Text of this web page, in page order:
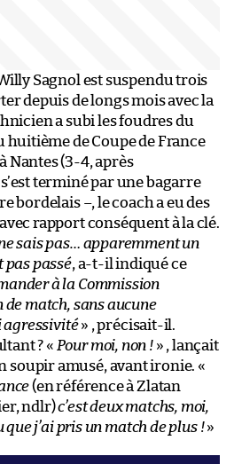
Sagnol est suspendu trois
depuis de longs mois avec la
a subi les foudres du
huitième de Coupe de France
Nantes (3-4, après
terminé par une bagarre
bordelais –, le coach a eu des
rapport conséquent à la clé.
sais pas… apparemment un
pas passé, a-t-il indiqué ce
à la Commission
de match, sans aucune
agressivité» , précisait-il.
? « Pour moi, non !» , lançait
soupir amusé, avant ironie. «
(en référence à Zlatan
ndlr)c’est deux matchs, moi,
que j’ai pris un match de plus !»